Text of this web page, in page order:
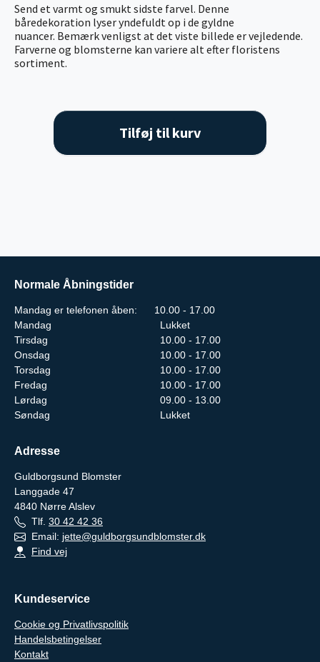
Send et varmt og smukt sidste farvel. Denne
båredekoration lyser yndefuldt op i de gyldne
nuancer. Bemærk venligst at det viste billede er vejledende.
Farverne og blomsterne kan variere alt efter floristens
sortiment.
Tilføj til kurv
Normale Åbningstider
Mandag er telefonen åben: 10.00 - 17.00
Mandag
Lukket
Tirsdag
10.00 - 17.00
Onsdag
10.00 - 17.00
Torsdag
10.00 - 17.00
Fredag
10.00 - 17.00
Lørdag
09.00 - 13.00
Søndag
Lukket
Adresse
Guldborgsund Blomster
Langgade 47
4840 Nørre Alslev
Tlf. 30 42 42 36
Email: jette@guldborgsundblomster.dk
Find vej
Kundeservice
Cookie og Privatlivspolitik
Handelsbetingelser
Kontakt